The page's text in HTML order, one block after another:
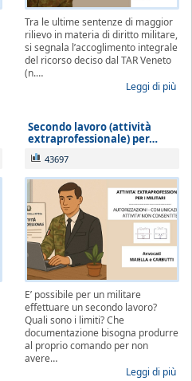
Tra le ultime sentenze di maggior
rilievo in materia di diritto militare,
si segnala l’accoglimento integrale
del ricorso deciso dal TAR Veneto
(n.…
Leggi di più
Secondo lavoro (attività
extraprofessionale) per…
43697
E’ possibile per un militare
effettuare un secondo lavoro?
Quali sono i limiti? Che
documentazione bisogna produrre
al proprio comando per non
avere…
Leggi di più